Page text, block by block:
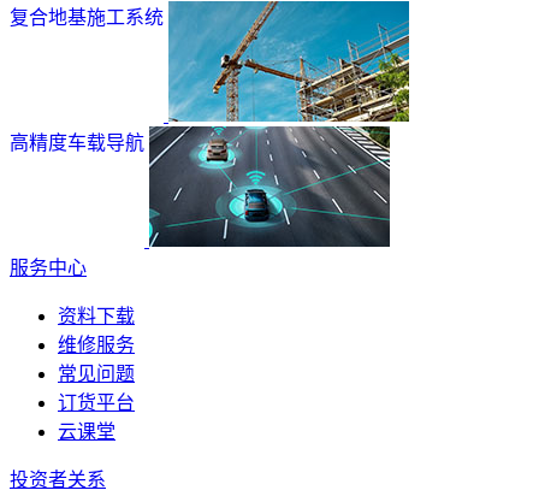
复合地基施工系统
高精度车载导航
服务中心
资料下载
维修服务
常见问题
订货平台
云课堂
投资者关系